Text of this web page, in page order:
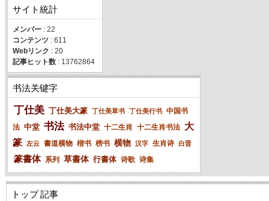
サイト統計
メンバー : 22
コンテンツ : 611
Webリンク : 20
記事ヒット数 : 13762864
书法关键字
丁仕美 丁仕美大篆 丁仕美草书 丁仕美行书 中国书
法 中堂 书法 书法中堂 十二生肖 十二生肖书法 大
篆 左云 書道横物 楷书 榜书 横物 汉字 生肖诗 白晋
篆書体 系列 草書体 行書体 诗歌 诗集
トップ 記事